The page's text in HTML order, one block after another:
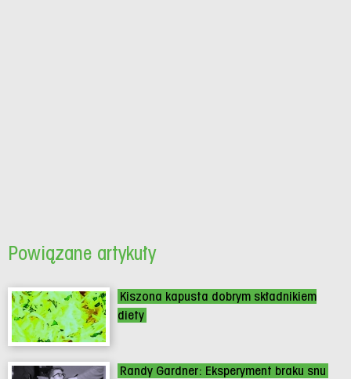
Powiązane artykuły
Kiszona kapusta dobrym składnikiem
diety
Randy Gardner: Eksperyment braku snu